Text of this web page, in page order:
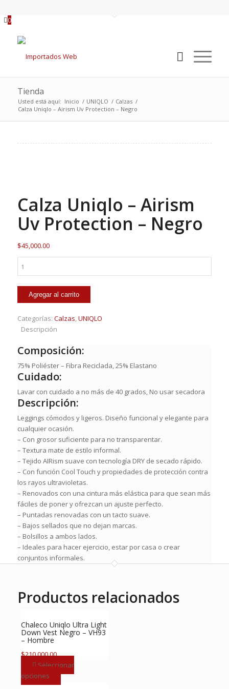
0
Tienda
Usted está aquí: Inicio / UNIQLO / Calzas /
Calza Uniqlo – Airism Uv Protection – Negro
Calza Uniqlo – Airism
Uv Protection – Negro
$45,000.00
Airism
Uv
Protection
cantidad
Agregar al carrito
Categorías: Calzas,UNIQLO
Descripción
Composición:
75% Poliéster – Fibra Reciclada, 25% Elastano
Cuidado:
Lavar con cuidado a no más de 40 grados, No usar secadora
Descripción:
Leggings cómodos y ligeros. Diseño funcional y elegante para
cualquier ocasión.
– Con grosor suficiente para no transparentar.
– Textura mate de estilo informal.
– Tejido AIRism suave con tecnología DRY de secado rápido.
– Con función Cool Touch y propiedades de protección contra
los rayos ultravioletas.
– Renovados con una cintura más elástica para que sean más
fáciles de poner y ofrezcan un ajuste perfecto.
– Puntadas renovadas con un tacto suave.
– Bajos sellados que no dejan marcas.
– Bolsillos a ambos lados.
– Ideales para hacer ejercicio, estar por casa o crear
conjuntos informales.
Productos relacionados
Chaleco Uniqlo Ultra Light
Down Vest Negro – VH93
– Hombre
$210,000.00
Seleccionar
opciones
Este
producto